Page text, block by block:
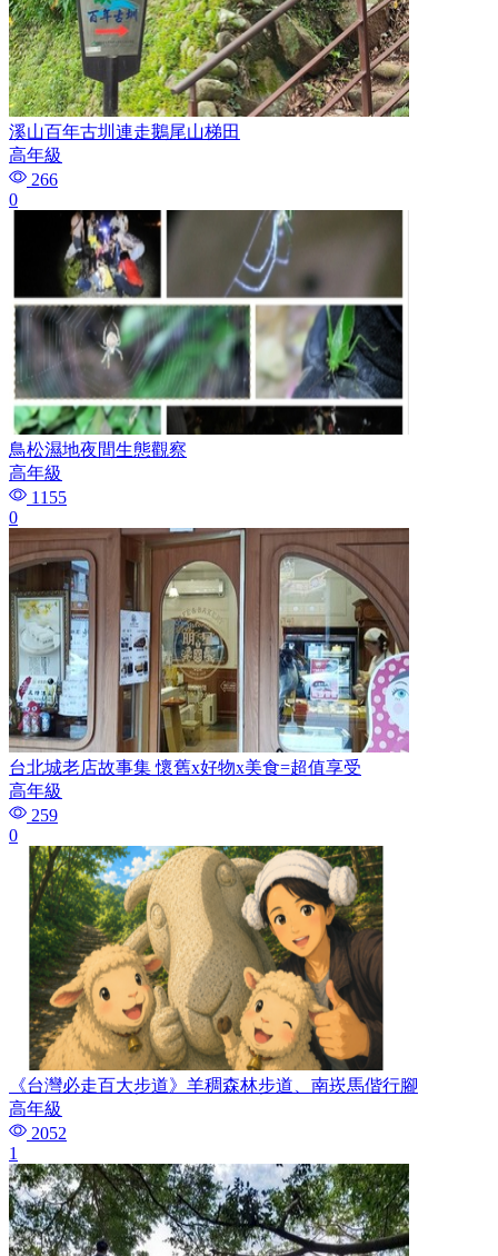
溪山百年古圳連走鵝尾山梯田
高年級
266
0
鳥松濕地夜間生態觀察
高年級
1155
0
台北城老店故事集 懷舊x好物x美食=超值享受
高年級
259
0
《台灣必走百大步道》羊稠森林步道、南崁馬偕行腳
高年級
2052
1